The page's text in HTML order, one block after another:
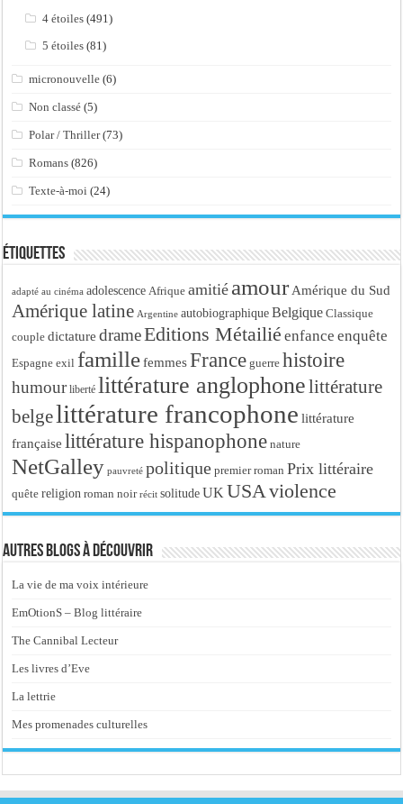
4 étoiles (491)
5 étoiles (81)
micronouvelle (6)
Non classé (5)
Polar / Thriller(73)
Romans (826)
Texte-à-moi (24)
Étiquettes
adapté au cinéma adolescence Afrique amitié amour Amérique du Sud
Amérique latine Argentine autobiographique Belgique Classique
couple dictature drameEditions Métailié enfance enquête
Espagne exil famille femmes France guerre histoire
humour liberté littérature anglophonelittérature
belgelittérature francophone littérature
française littérature hispanophone nature
NetGalley pauvreté politique premier roman Prix littéraire
quête religion roman noir récit solitude UK USAviolence
Autres blogs à découvrir
La vie de ma voix intérieure
EmOtionS – Blog littéraire
The Cannibal Lecteur
Les livres d’Eve
La lettrie
Mes promenades culturelles